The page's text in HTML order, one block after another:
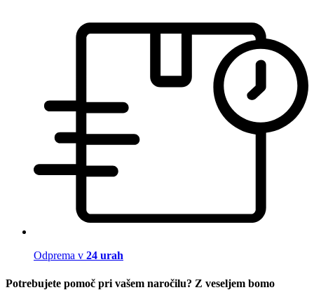
Odprema v 24 urah
Potrebujete pomoč pri vašem naročilu? Z veseljem bomo